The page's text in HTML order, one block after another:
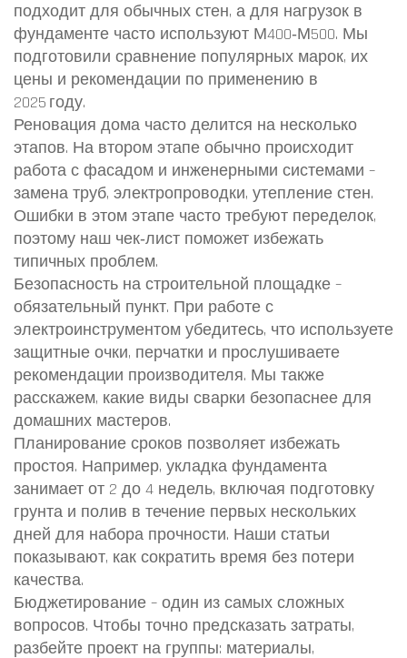
подходит для обычных стен, а для нагрузок в
фундаменте часто используют М400‑М500. Мы
подготовили сравнение популярных марок, их
цены и рекомендации по применению в
2025 году.
Реновация дома часто делится на несколько
этапов. На втором этапе обычно происходит
работа с фасадом и инженерными системами –
замена труб, электропроводки, утепление стен.
Ошибки в этом этапе часто требуют переделок,
поэтому наш чек‑лист поможет избежать
типичных проблем.
Безопасность на строительной площадке –
обязательный пункт. При работе с
электроинструментом убедитесь, что используете
защитные очки, перчатки и прослушиваете
рекомендации производителя. Мы также
расскажем, какие виды сварки безопаснее для
домашних мастеров.
Планирование сроков позволяет избежать
простоя. Например, укладка фундамента
занимает от 2 до 4 недель, включая подготовку
грунта и полив в течение первых нескольких
дней для набора прочности. Наши статьи
показывают, как сократить время без потери
качества.
Бюджетирование – один из самых сложных
вопросов. Чтобы точно предсказать затраты,
разбейте проект на группы: материалы,